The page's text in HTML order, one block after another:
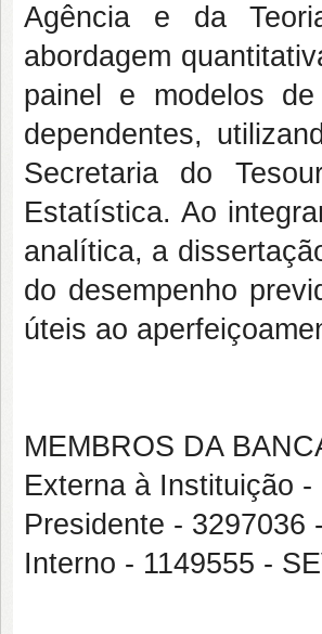
Agência e da
abordagem
painel e modelos
dependentes,
Secretaria do
Estatística. Ao
analítica, a
do desempenho
úteis ao
MEMBROS DA
Externa à Instituição
Presidente - 3297036
Interno - 1149555 -